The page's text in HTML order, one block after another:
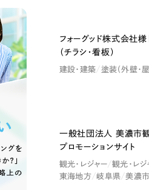
グレー・黒色
イエロー・黄色
フォーグッド株式会社
（チラシ・看板）
建設・建築 塗装（外壁・屋
一般社団法人 美濃市観
プロモーションサイト
観光・レジャー 観光・レジ
東海地方
岐阜県 美濃市